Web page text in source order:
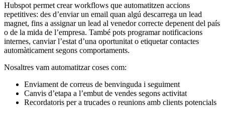
Hubspot permet crearworkflows que automatitzen accions
repetitives: des d’enviarun email quan algú descarrega un lead
magnet, fins a assignarun lead al venedorcorrecte depenent del país
o de la mida de l’empresa. També pots programarnotificacions
internes, canviar l’estat d’una oportunitat o etiquetar contactes
automàticament segons comportaments.
Nosaltres vam automatitzarcoses com:
Enviament de correus de benvinguda i seguiment
Canvis d’etapa a l’embut de vendes segons activitat
Recordatoris per a trucades o reunions amb clients potencials